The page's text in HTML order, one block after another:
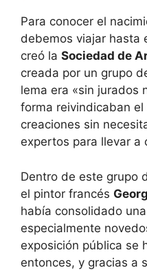
Para conocer el
debemos viajar hasta
creó la Sociedad de
creada por un grupo
lema era «sin jurados
forma reivindicaban
creaciones sin
expertos para llevar a
Dentro de este grupo
el pintor francés
había consolidado
especialmente
exposición pública se
entonces, y gracias a